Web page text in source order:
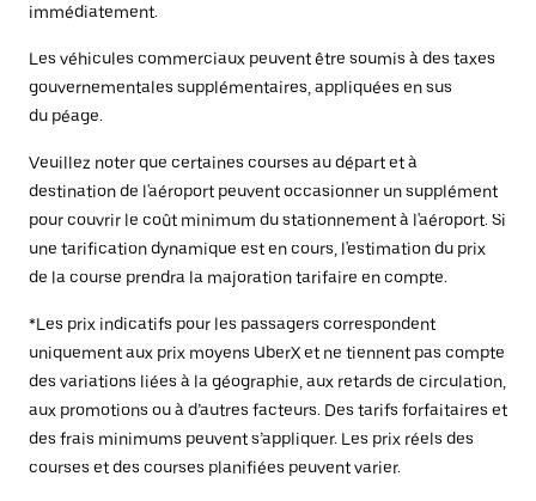
immédiatement.
Les véhicules commerciaux peuvent être soumis à des taxes
gouvernementales supplémentaires, appliquées en sus
du péage.
Veuillez noter que certaines courses au départ et à
destination de l'aéroport peuvent occasionner un supplément
pour couvrir le coût minimum du stationnement à l'aéroport. Si
une tarification dynamique est en cours, l'estimation du prix
de la course prendra la majoration tarifaire en compte.
*Les prix indicatifs pour les passagers correspondent
uniquement aux prix moyens UberX et ne tiennent pas compte
des variations liées à la géographie, aux retards de circulation,
aux promotions ou à d’autres facteurs. Des tarifs forfaitaires et
des frais minimums peuvent s’appliquer. Les prix réels des
courses et des courses planifiées peuvent varier.